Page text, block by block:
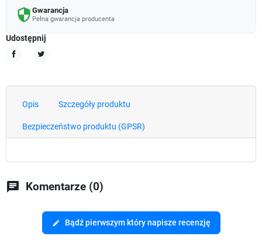
security Gwarancja
Pełna gwarancja producenta
Udostępnij
Opis Szczegóły produktu
Bezpieczeństwo produktu (GPSR)
chat Komentarze (0)
edit Bądź pierwszym który napisze recenzję